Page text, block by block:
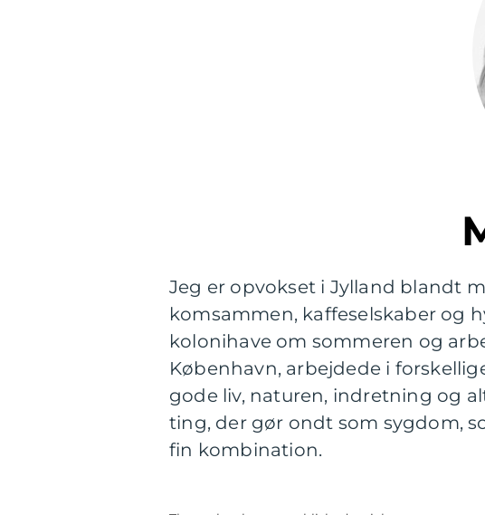
Jeg er opvokset i Jylland blandt
komsammen, kaffeselskaber og
kolonihave om sommeren og
København, arbejdede i
gode liv, naturen, indretning og
ting, der gør ondt som sygdom,
fin kombination.